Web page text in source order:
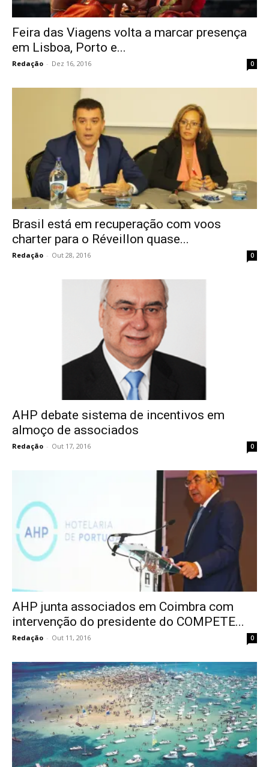
Feira das Viagens volta a marcar presença
em Lisboa, Porto e...
Redação - Dez 16, 2016 0
Brasil está em recuperação com voos
charter para o Réveillon quase...
Redação - Out 28, 2016 0
AHP debate sistema de incentivos em
almoço de associados
Redação - Out 17, 2016 0
AHP junta associados em Coimbra com
intervenção do presidente do COMPETE...
Redação - Out 11, 2016 0